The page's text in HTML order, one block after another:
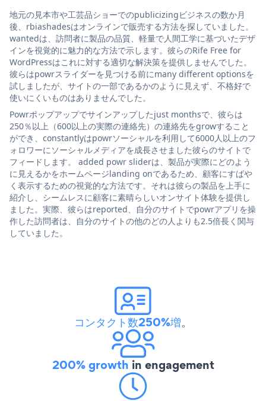
地元の見本市や工芸品ショーでのpublicizingビジネスの数か月
後、rbiashadesはオンラインで販売する方法を探していました。
wantedは、訪問者に製品の品質、軽量で人間工学に基づいたデザ
インを視覚的に魅力的な方法で示します。彼らのRife Free for
WordPressはこれに対する適切な解決策を提供しませんでした。
彼らはpowrスライダーを見つける前にmany different optionsを
試しましたが、サイトの一部であるかのように見えず、不格好で
使いにくいものはありませんでした。
Powrポップアップでサインアップしたjust monthsで、彼らは
250％以上（600以上の実際の連絡先）の連絡先をgrowすること
ができ、constantlyはpowrソーシャルを利用して6000人以上のフ
ォロワーにソーシャルメディアを成長させました彼らのサイトで
フィードします。 added powr sliderは、製品が実際にどのよう
に見えるかをホームページlanding onであるため、顧客にすばや
く表示するための視覚的な方法です。それは彼らの製品を上手に
紹介し、シームレスに顧客に素晴らしいオンサイト体験を提供し
ました。実際、彼らはreported、自分のサイトでpowrアプリを操
作した訪問者は、自分のサイトの他のどの人よりも2.5倍長く関与
していました。
コンタクト数250%増。
200% growth in engagement